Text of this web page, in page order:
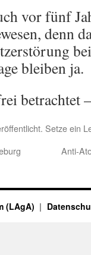
vor fünf
denn
bleiben ja.
betrachtet
Setze ein
Anti-
(LAgA)